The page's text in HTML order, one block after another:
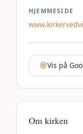
HJEMMESIDE
Vis på
Om kirken